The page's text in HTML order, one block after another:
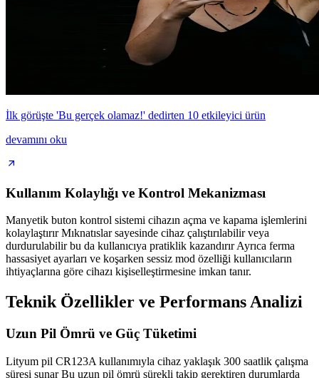
İlk görüşte 'Bu gerçek olamaz!' dedirten 10 etkileyici ürün
devamını oku
Kullanım Kolaylığı ve Kontrol Mekanizması
Manyetik buton kontrol sistemi cihazın açma ve kapama işlemlerini
kolaylaştırır Mıknatıslar sayesinde cihaz çalıştırılabilir veya
durdurulabilir bu da kullanıcıya pratiklik kazandırır Ayrıca ferma
hassasiyet ayarları ve koşarken sessiz mod özelliği kullanıcıların
ihtiyaçlarına göre cihazı kişiselleştirmesine imkan tanır.
Teknik Özellikler ve Performans Analizi
Uzun Pil Ömrü ve Güç Tüketimi
Lityum pil CR123A kullanımıyla cihaz yaklaşık 300 saatlik çalışma
süresi sunar Bu uzun pil ömrü sürekli takip gerektiren durumlarda